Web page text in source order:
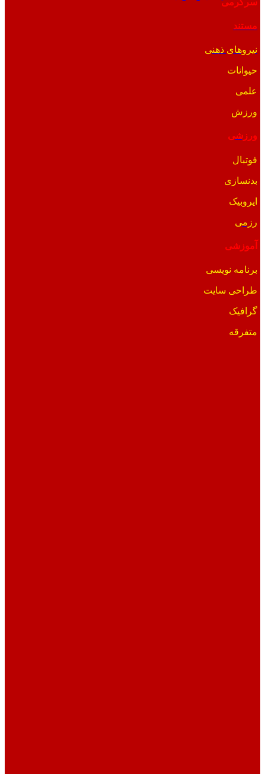
مستند
نیروهای ذهنی
حیوانات
علمی
ورزش
ورزشی
فوتبال
بدنسازی
ایروبیک
رزمی
آموزشی
برنامه نویسی
طراحی سایت
گرافیک
متفرقه